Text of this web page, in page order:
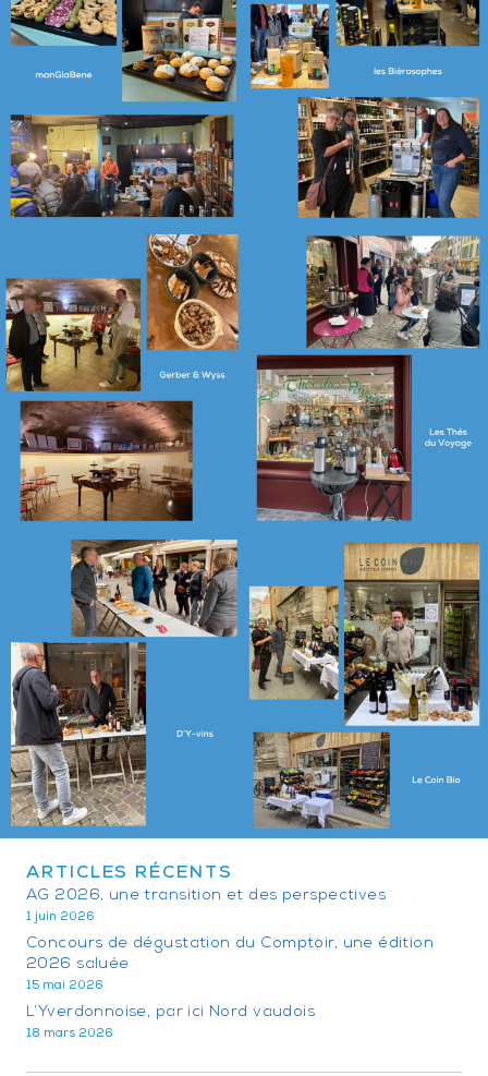
ARTICLES RÉCENTS
AG 2026, une transition et des perspectives
1 juin 2026
Concours de dégustation du Comptoir, une édition
2026 saluée
15 mai 2026
L’Yverdonnoise, par ici Nord vaudois
18 mars 2026